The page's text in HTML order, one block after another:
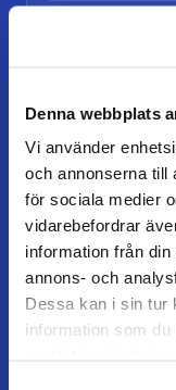
Denna webbplats
Vi använder
och annonserna till
för sociala medier
vidarebefordrar
information från
annons- och
Dessa kan i sin tur
information som
Alutorp,
26996 Båstad
Åbningstider
Fredag / dag